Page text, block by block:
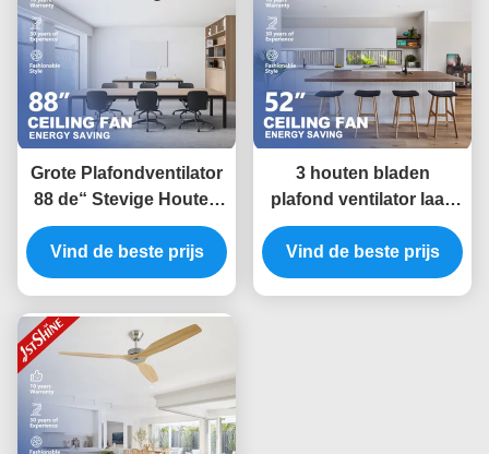
Grote Plafondventilator
88 de“ Stevige Houten
Energie van de
Bladgelijkstroom Motor
- besparingsventilator
Vind de beste prijs
3 houten bladen
plafond ventilator laag
profiel stil
energiebesparend DC
motor spoelmontage 52
Vind de beste prijs